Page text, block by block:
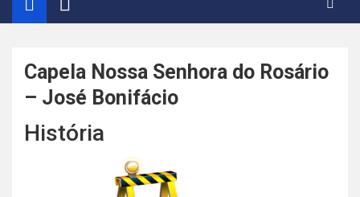
Capela Nossa Senhora do Rosário
– José Bonifácio
História